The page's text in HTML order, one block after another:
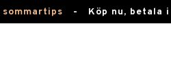
- Köp nu, betala